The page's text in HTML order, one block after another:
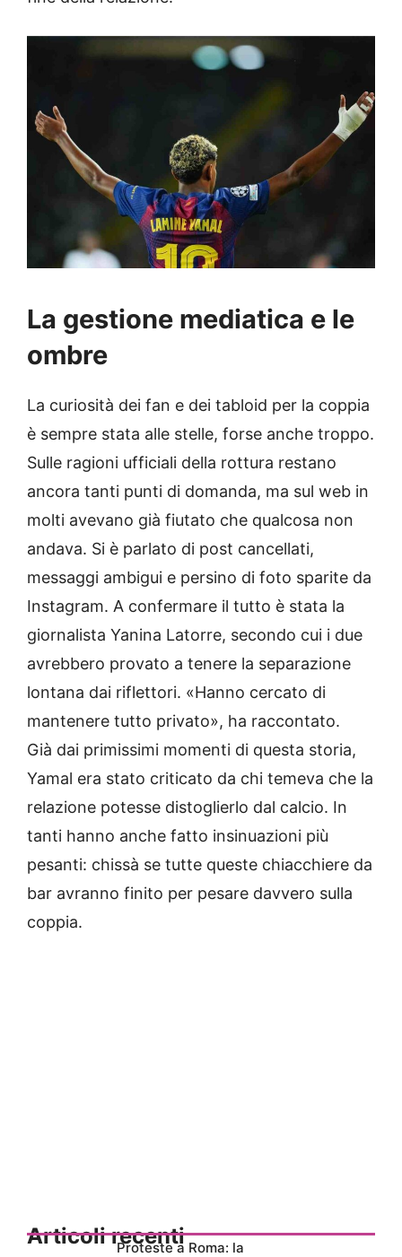
La gestione mediatica e le
ombre
La curiosità dei fan e dei tabloid per la coppia
è sempre stata alle stelle, forse anche troppo.
Sulle ragioni ufficiali della rottura restano
ancora tanti punti di domanda, ma sul web in
molti avevano già fiutato che qualcosa non
andava. Si è parlato di post cancellati,
messaggi ambigui e persino di foto sparite da
Instagram. A confermare il tutto è stata la
giornalista Yanina Latorre, secondo cui i due
avrebbero provato a tenere la separazione
lontana dai riflettori. «Hanno cercato di
mantenere tutto privato», ha raccontato.
Già dai primissimi momenti di questa storia,
Yamal era stato criticato da chi temeva che la
relazione potesse distoglierlo dal calcio. In
tanti hanno anche fatto insinuazioni più
pesanti: chissà se tutte queste chiacchiere da
bar avranno finito per pesare davvero sulla
coppia.
Articoli recenti
Proteste a Roma: la